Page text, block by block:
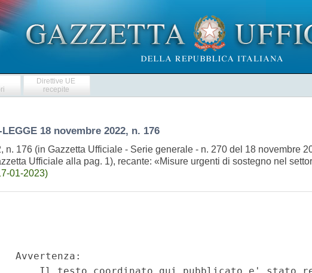
Direttive UE
recepite
LEGGE 18 novembre 2022, n. 176
n. 176 (in Gazzetta Ufficiale - Serie generale - n. 270 del 18 novembre
Ufficiale alla pag. 1), recante: «Misure urgenti di sostegno nel
01-2023)